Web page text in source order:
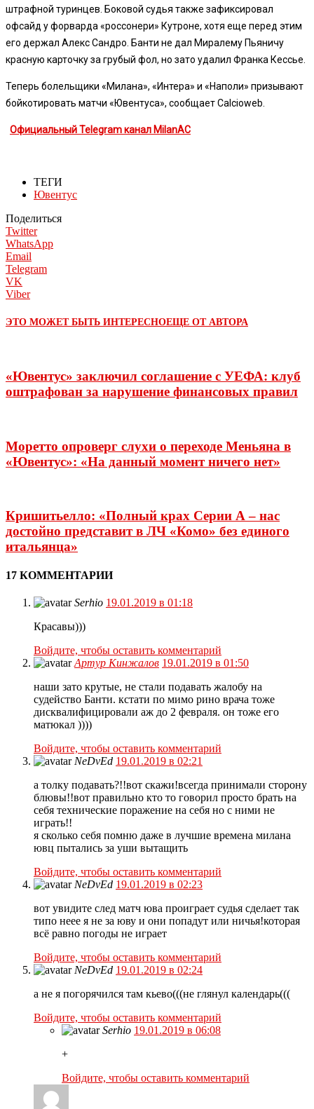
штрафной туринцев. Боковой судья также зафиксировал
офсайд у форварда «россонери» Кутроне, хотя еще перед этим
его держал Алекс Сандро. Банти не дал Миралему Пьяничу
красную карточку за грубый фол, но зато удалил Франка Кессье.
Теперь болельщики «Милана», «Интера» и «Наполи» призывают
бойкотировать матчи «Ювентуса», сообщает Calcioweb.
Официальный Telegram канал MilanAC
ТЕГИ
Ювентус
Поделиться
Twitter
WhatsApp
Email
Telegram
VK
Viber
ЭТО МОЖЕТ БЫТЬ ИНТЕРЕСНОЕЩЕ ОТ АВТОРА
«Ювентус» заключил соглашение с УЕФА: клуб
оштрафован за нарушение финансовых правил
Моретто опроверг слухи о переходе Меньяна в
«Ювентус»: «На данный момент ничего нет»
Кришитьелло: «Полный крах Серии А – нас
достойно представит в ЛЧ «Комо» без единого
итальянца»
17 КОММЕНТАРИИ
Serhio 19.01.2019 в 01:18
Красавы)))
Войдите, чтобы оставить комментарий
Артур Кинжалов 19.01.2019 в 01:50
наши зато крутые, не стали подавать жалобу на
судейство Банти. кстати по мимо рино врача тоже
дисквалифицировали аж до 2 февраля. он тоже его
матюкал ))))
Войдите, чтобы оставить комментарий
NeDvEd 19.01.2019 в 02:21
а толку подавать?!!вот скажи!всегда принимали сторону
блювы!!вот правильно кто то говорил просто брать на
себя технические поражение на себя но с ними не
играть!!
я сколько себя помню даже в лучшие времена милана
ювц пытались за уши вытащить
Войдите, чтобы оставить комментарий
NeDvEd 19.01.2019 в 02:23
вот увидите след матч юва проиграет судья сделает так
типо неее я не за юву и они попадут или ничья!которая
всё равно погоды не играет
Войдите, чтобы оставить комментарий
NeDvEd 19.01.2019 в 02:24
а не я погорячился там кьево(((не глянул календарь(((
Войдите, чтобы оставить комментарий
Serhio 19.01.2019 в 06:08
+
Войдите, чтобы оставить комментарий